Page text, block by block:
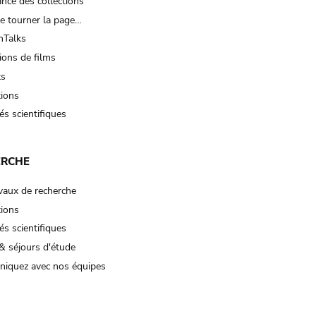
tourner la page…
de films
scientifiques
de recherche
scientifiques
séjours d'étude
avec nos équipes